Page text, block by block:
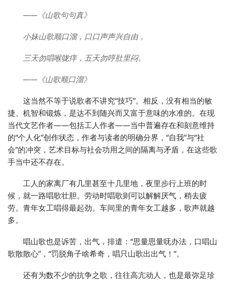
——《山歌句句真》
小妹山歌顺口溜，口口声声兴自由，
三天勿唱喉咙痒，五天勿哼肚里闷。
——《山歌顺口溜》
这当然不等于说歌者不讲究“技巧”。相反，没有相当的敏
捷、机智和锻炼，是达不到随兴而又富于意味的水准的。在现
当代文艺作者——包括工人作者——当中普遍存在和刻意维持
的“个人化”创作状态，作者与读者的明确分界，“自我”与“社
会”的冲突，艺术目标与社会功用之间的隔离与矛盾，在这些歌
手当中还不存在。
工人的家离厂有几里甚至十几里地，夜里步行上班的时
候，就一路唱歌壮胆。劳动时唱歌则可以解解厌气，稍去疲
劳。青年女工唱得最起劲。车间里的青年女工越多，歌声就越
多。
唱山歌也是诉苦，出气，排遣：“思量思量呒办法，口唱山
歌散散心”，“罚脱角子啥希奇，唱只山歌出出气！”。
还有为数不少的抗争之歌，往往高亢动人，也是最弥足珍